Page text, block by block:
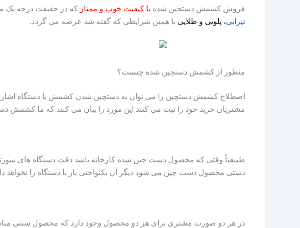
فروش کشمش دستچین شده با کیفیت خوب و ممتاز که در حقیقت درجه یک
تیزابی، پلویی و طلایی با همین شرایطی که گفته شد عرضه می گردد.
منظور از کشمش دستچین شده چیست؟
اصطلاح کشمش دستچین را می توان به دستچین شدن کشمش با دستگاه
مشتریان خرید خود را ثبت می کنند این مورد را بیان می کنند که ما کشمش
طبیعتاً وقتی که محصول دست چین شده کارخانه باشد دقت دستگاه های
دستی محصول دست چین می شود دیگر آن یکنواختی بار با دستگاه را
در هر دو صورت مشتری برای هر دو محصول وجود دارد که محصول سنتی